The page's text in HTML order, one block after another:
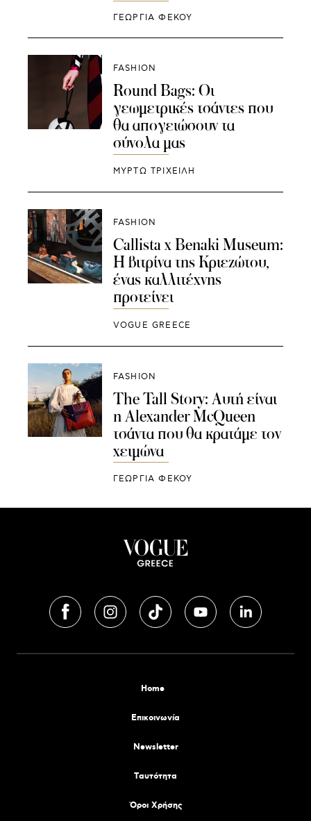
ΓΕΩΡΓΙΑ ΦΕΚΟΥ
FASHION
Round Bags: Οι
γεωμετρικές τσάντες που
θα απογειώσουν τα
σύνολα μας
ΜΥΡΤΩ ΤΡΙΧΕΙΛΗ
FASHION
Callista x Benaki Museum:
Η βιτρίνα της Κριεζώτου,
ένας καλλιτέχνης
προτείνει
VOGUE GREECE
FASHION
The Tall Story: Αυτή είναι
η Alexander McQueen
τσάντα που θα κρατάμε τον
χειμώνα
ΓΕΩΡΓΙΑ ΦΕΚΟΥ
Home
Επικοινωνία
Newsletter
Tαυτότητα
Όροι Χρήσης